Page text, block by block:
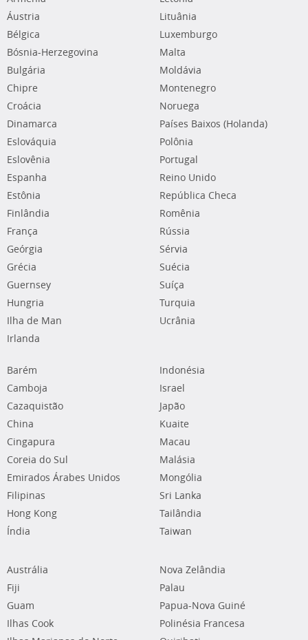
Áustria
Bélgica
Bósnia-Herzegovina
Bulgária
Chipre
Croácia
Dinamarca
Eslováquia
Eslovênia
Espanha
Estônia
Finlândia
França
Geórgia
Grécia
Guernsey
Hungria
Ilha de Man
Irlanda
Lituânia
Luxemburgo
Malta
Moldávia
Montenegro
Noruega
Países Baixos (Holanda)
Polônia
Portugal
Reino Unido
República Checa
Romênia
Rússia
Sérvia
Suécia
Suíça
Turquia
Ucrânia
Barém
Camboja
Cazaquistão
China
Cingapura
Coreia do Sul
Emirados Árabes Unidos
Filipinas
Hong Kong
Índia
Indonésia
Israel
Japão
Kuaite
Macau
Malásia
Mongólia
Sri Lanka
Tailândia
Taiwan
Austrália
Fiji
Guam
Ilhas Cook
Nova Zelândia
Palau
Papua-Nova Guiné
Polinésia Francesa